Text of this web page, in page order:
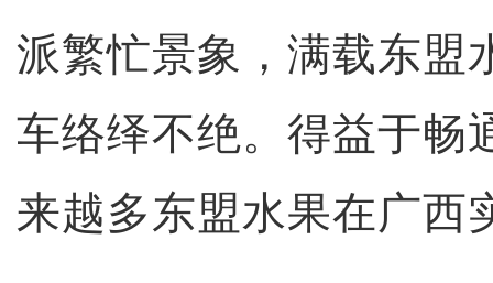
派繁忙景象，满载东盟
车络绎不绝。得益于畅
来越多东盟水果在广西